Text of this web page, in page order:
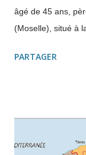
âgé de 45 ans,
(Moselle), situé à
d'infirmiers
Ormersviller avec
à Sarreguemines
PARTAGER